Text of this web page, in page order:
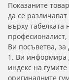
Показаните
да се
върху
Ви посъветва, за
1. Ви информира
индекс на
оригиналните